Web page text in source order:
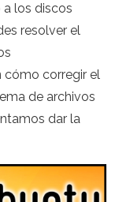
a los discos
resolver el
cómo corregir el
de archivos
dar la